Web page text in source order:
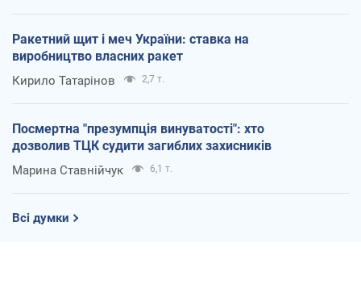
Ракетний щит і меч України: ставка на
виробництво власних ракет
Кирило Татарінов 2,7 т.
Посмертна "презумпція винуватості": хто
дозволив ТЦК судити загиблих захисників
Марина Ставнійчук 6,1 т.
Всі думки